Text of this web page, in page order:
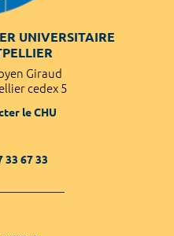
UNIVERSITAIRE
Giraud
cedex 5
le CHU
33 67 33